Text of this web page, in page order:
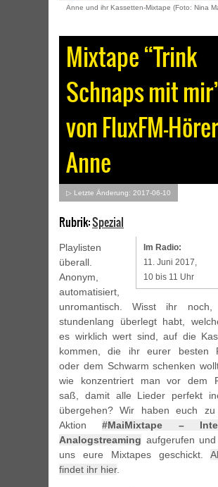
Anne und ihr Kassetten-Mixtape (Foto: Nina
Mixtape “Trink
Schnaps mit
von FluxFM-
Anne
▷ Letzte Änderung: 2017-06-10
Rubrik:Spezial
Im Radio:
11. Juni 2017,
10 bis 11 Uhr
Playlisten
überall.
Anonym,
automatisiert,
unromantisch. Wisst ihr
stundenlang überlegt habt,
es wirklich wert sind, auf die
kommen, die ihr eurer besten
oder dem Schwarm schenken
wie konzentriert man vor dem
saß, damit alle Lieder perfekt
übergehen? Wir haben euch zu
Aktion#MaiMixtape –
Analogstreaming aufgerufen
uns eure Mixtapes geschickt.
findet ihr hier.